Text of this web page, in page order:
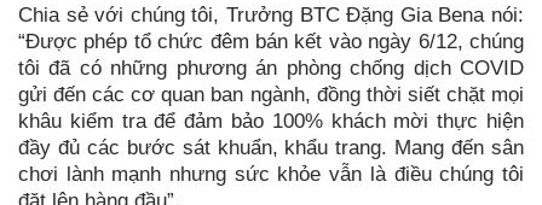
Chia sẻ với chúng tôi, Trưởng BTC Đặng Gia Bena nói:
“Được phép tổ chức đêm bán kết vào ngày 6/12, chúng
tôi đã có những phương án phòng chống dịch COVID
gửi đến các cơ quan ban ngành, đồng thời siết chặt mọi
khâu kiểm tra để đảm bảo 100% khách mời thực hiện
đầy đủ các bước sát khuẩn, khẩu trang. Mang đến sân
chơi lành mạnh nhưng sức khỏe vẫn là điều chúng tôi